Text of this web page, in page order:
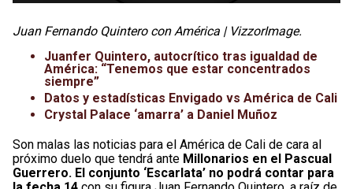
Juan Fernando Quintero con América | VizzorImage.
Juanfer Quintero, autocrítico tras igualdad de
América: “Tenemos que estar concentrados
siempre”
Datos y estadísticas Envigado vs América de Cali
Crystal Palace ‘amarra’ a Daniel Muñoz
Son malas las noticias para el América de Cali de cara al
próximo duelo que tendrá ante Millonarios en el Pascual
Guerrero. El conjunto ‘Escarlata’ no podrá contar para